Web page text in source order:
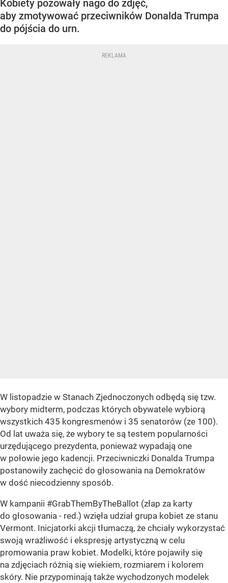
Kobiety pozowały nago do zdjęć,
aby zmotywować przeciwników Donalda Trumpa
do pójścia do urn.
W listopadzie w Stanach Zjednoczonych odbędą się tzw.
wybory midterm, podczas których obywatele wybiorą
wszystkich 435 kongresmenów i 35 senatorów (ze 100).
Od lat uważa się, że wybory te są testem popularności
urzędującego prezydenta, ponieważ wypadają one
w połowie jego kadencji. Przeciwniczki Donalda Trumpa
postanowiły zachęcić do głosowania na Demokratów
w dość niecodzienny sposób.
W kampanii #GrabThemByTheBallot (złap za karty
do głosowania - red.) wzięła udział grupa kobiet ze stanu
Vermont. Inicjatorki akcji tłumaczą, że chciały wykorzystać
swoją wrażliwość i ekspresję artystyczną w celu
promowania praw kobiet. Modelki, które pojawiły się
na zdjęciach różnią się wiekiem, rozmiarem i kolorem
skóry. Nie przypominają także wychodzonych modelek